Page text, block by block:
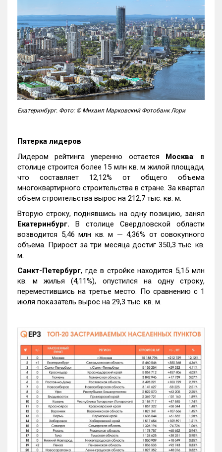
Екатеринбург. Фото: © Михаил Марковский Фотобанк Лори
Пятерка лидеров
Лидером рейтинга уверенно остается Москва: в
столице строится более 15 млн кв. м жилой площади,
что составляет 12,12% от общего объема
многоквартирного строительства в стране. За квартал
объем строительства вырос на 212,7 тыс. кв. м.
Вторую строку, поднявшись на одну позицию, занял
Екатеринбург. В столице Свердловской области
возводится 5,46 млн кв. м — 4,36% от совокупного
объема. Прирост за три месяца достиг 350,3 тыс. кв.
м.
Санкт-Петербург, где в стройке находится 5,15 млн
кв. м жилья (4,11%), опустился на одну строку,
переместившись на третье место. По сравнению с 1
июля показатель вырос на 29,3 тыс. кв. м.